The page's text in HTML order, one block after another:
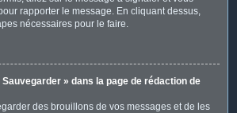
rapporter le message. En cliquant dessus,
nécessaires pour le faire.
» dans la page de rédaction de
des brouillons de vos messages et de les